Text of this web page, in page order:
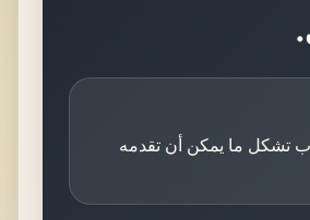
تشكل ما يمكن أن تقدمه